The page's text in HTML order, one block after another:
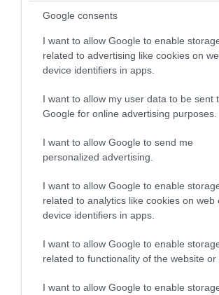
Google consents
I want to allow Google to enable
related to advertising like cookies on
device identifiers in apps.
I want to allow my user data to be sent
Google for online advertising purposes.
I want to allow Google to send me
personalized advertising.
I want to allow Google to enable
related to analytics like cookies on web
device identifiers in apps.
I want to allow Google to enable
related to functionality of the website or
I want to allow Google to enable
07.08.2026 | 20:02
Ο Γιάννης Αλαφούζος «τέλειωσε»
απομάκρυνσής του